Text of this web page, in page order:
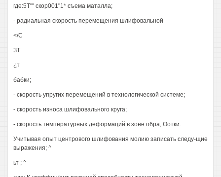
где:5Т"" скор001"1* съема маталла;
- радиальная скорость перемещения шлифовальной
</С
ЗТ
¿т
бабки;
- скорость упругих перемещений в технологической системе;
- скорость износа шлифовального круга;
- скорость температурных деформаций в зоне обра, Оотки.
Учитывая опыт центрового шлифования молию записать следу-щие
выражения; ^
ьт ; ^